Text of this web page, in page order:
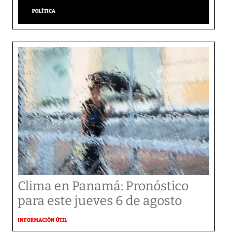
POLÍTICA
Clima en Panamá: Pronóstico
para este jueves 6 de agosto
INFORMACIÓN ÚTIL